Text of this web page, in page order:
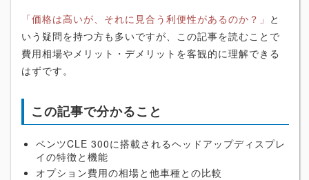
「価格は高いが、それに見合う利便性があるのか？」 と
いう疑問を持つ方も多いですが、この記事を読むことで
費用相場やメリット・デメリットを客観的に理解できる
はずです。
この記事で分かること
ベンツCLE 300に搭載されるヘッドアップディスプレ
イの特徴と機能
オプション費用の相場と他車種との比較